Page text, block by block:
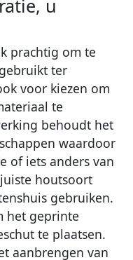
u
prachtig om te
ter
voor kiezen om
te
behoudt het
waardoor
of iets anders van
houtsoort
gebruiken.
het geprinte
te plaatsen.
aanbrengen van